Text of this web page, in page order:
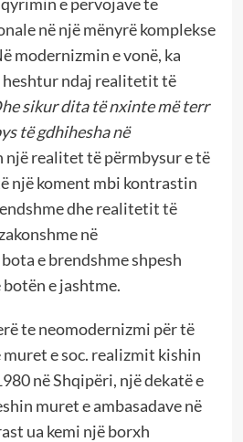
në një mënyrë komplekse
modernizmin e vonë, ka
heshtur ndaj realitetit të
sikur dita të nxinte më terr
të gdhihesha në
një realitet të përmbysur e të
një koment mbi kontrastin
dhe realitetit të
në
e brendshme shpesh
e jashtme.
te neomodernizmi për të
e soc. realizmit kishin
në Shqipëri, një dekatë e
muret e ambasadave në
ua kemi një borxh